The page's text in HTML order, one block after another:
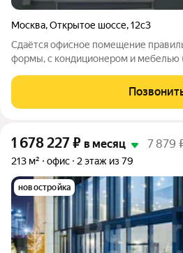
Москва,Открытое шоссе,12с3
Сдаётся офисное помещение
формы, с кондиционером и мебелью
этаже. 2 минуты пешком от ст.м.
1 678 227₽ в месяц 7 879
213 м² офис 2 этаж из 79
новостройка